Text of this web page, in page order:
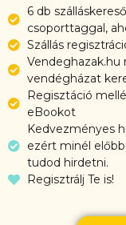
6 db
csoporttaggal,
Szállás
Vendeghazak.hu
vendégházat
Regisztáció
eBookot
Kedvezményes
ezért minél
tudod hirdetni.
Regisztrálj Te is!